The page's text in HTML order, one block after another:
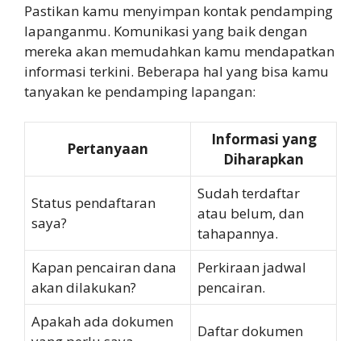
Pastikan kamu menyimpan kontak pendamping
lapanganmu. Komunikasi yang baik dengan
mereka akan memudahkan kamu mendapatkan
informasi terkini. Beberapa hal yang bisa kamu
tanyakan ke pendamping lapangan:
Pertanyaan
Informasi yang
Diharapkan
Status pendaftaran
saya?
Sudah terdaftar
atau belum, dan
tahapannya.
Kapan pencairan dana
akan dilakukan?
Perkiraan jadwal
pencairan.
Apakah ada dokumen
Daftar dokumen